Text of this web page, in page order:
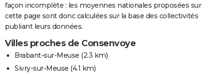
façon incomplète : les moyennes nationales proposées sur
cette page sont donc calculées sur la base des collectivités
publiant leurs données.
Villes proches de Consenvoye
Brabant-sur-Meuse (2.3 km)
Sivry-sur-Meuse (4.1 km)